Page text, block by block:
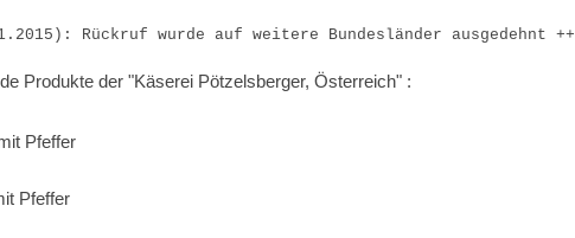
Rückruf wurde auf weitere Bundesländer ausgedehnt ++
Produkte der "Käserei Pötzelsberger, Österreich" :
Pfeffer
Pfeffer